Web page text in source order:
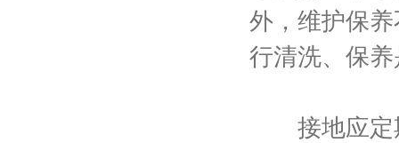
外，维护保
行清洗、保
接地应定期